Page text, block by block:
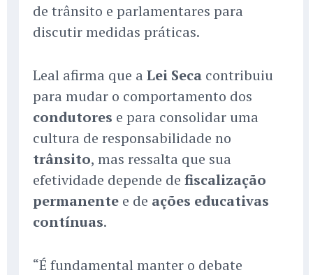
de trânsito e parlamentares para
discutir medidas práticas.
Leal afirma que a Lei Seca contribuiu
para mudar o comportamento dos
condutores e para consolidar uma
cultura de responsabilidade no
trânsito, mas ressalta que sua
efetividade depende de fiscalização
permanente e de ações educativas
contínuas.
“É fundamental manter o debate